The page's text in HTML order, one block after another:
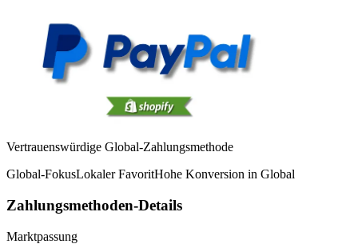
Vertrauenswürdige Global-Zahlungsmethode
Global-FokusLokaler FavoritHohe Konversion in Global
Zahlungsmethoden-Details
Marktpassung